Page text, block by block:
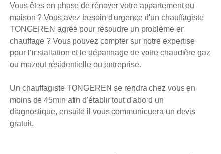
Vous êtes en phase de rénover votre appartement ou
maison ? Vous avez besoin d'urgence d'un chauffagiste
TONGEREN agréé pour résoudre un problème en
chauffage ? Vous pouvez compter sur notre expertise
pour l’installation et le dépannage de votre chaudière gaz
ou mazout résidentielle ou entreprise.
Un chauffagiste TONGEREN se rendra chez vous en
moins de 45min afin d'établir tout d'abord un
diagnostique, ensuite il vous communiquera un devis
gratuit.